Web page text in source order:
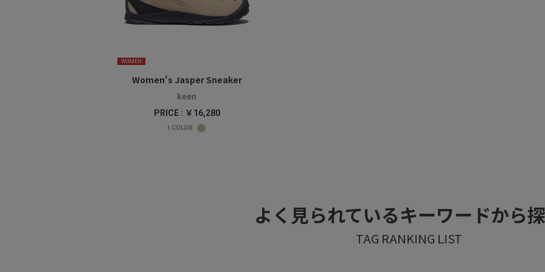
WOMEN
Women's Jasper Sneaker
keen
PRICE : ￥16,280
1 COLOR
よく見られているキーワードから